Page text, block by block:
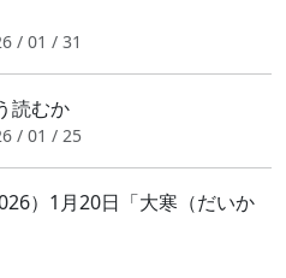
/ 01 / 31
読むか
/ 01 / 25
）1月20日「大寒（だいか